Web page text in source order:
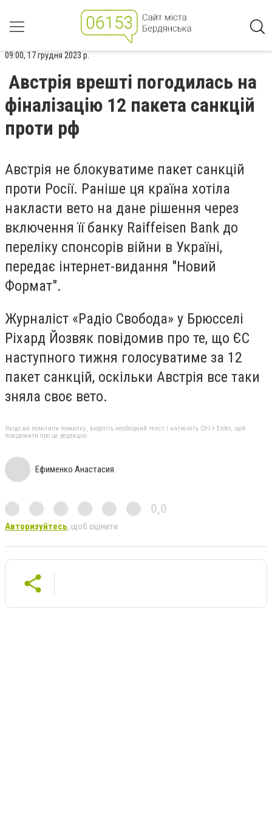
09:00, 17 грудня 2023 р.
Австрія врешті погодилась на
фіналізацію 12 пакета санкцій
проти рф
Австрія не блокуватиме пакет санкцій
проти Росії. Раніше ця країна хотіла
накласти вето на дане рішення через
включення її банку Raiffeisen Bank до
переліку спонсорів війни в Україні,
передає інтернет-видання "Новий
Формат".
Журналіст «Радіо Свобода» у Брюсселі
Ріхард Йозвяк повідомив про те, що ЄС
наступного тижня голосуватиме за 12
пакет санкцій, оскільки Австрія все таки
зняла своє вето.
Якщо ви помітили помилку, виділіть необхідний текст і натисніть Ctrl + Enter, щоб
повідомити про це редакцію
Ефименко Анастасия
0,0
Авторизуйтесь, щоб оцінити